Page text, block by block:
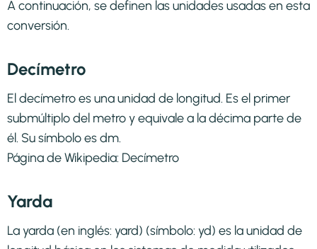
A continuación, se definen las unidades usadas en esta
conversión.
Decímetro
El decímetro es una unidad de longitud. Es el primer
submúltiplo del metro y equivale a la décima parte de
él. Su símbolo es dm.
Página de Wikipedia: Decímetro
Yarda
La yarda (en inglés: yard) (símbolo: yd) es la unidad de